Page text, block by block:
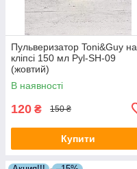
Пульверизатор Toni&Guy на
кліпсі 150 мл Pyl-SH-09
(жовтий)
В наявності
120 ₴ 150 ₴
Купити